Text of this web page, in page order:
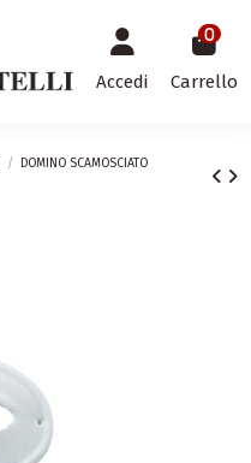
Accedi
0
Carrello
DOMINO SCAMOSCIATO